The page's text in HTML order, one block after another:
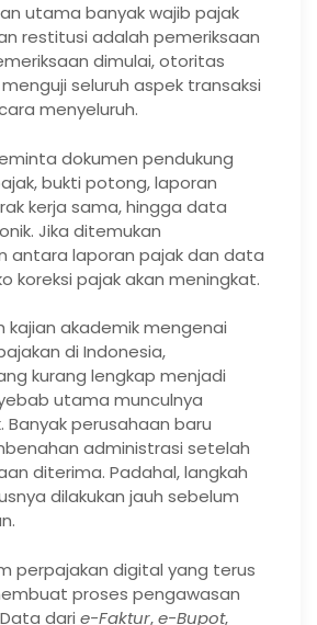
utama banyak wajib pajak
restitusi adalah pemeriksaan
dimulai, otoritas
seluruh aspek transaksi
menyeluruh.
dokumen pendukung
bukti potong, laporan
kerja sama, hingga data
Jika ditemukan
antara laporan pajak dan data
koreksi pajak akan meningkat.
kajian akademik mengenai
di Indonesia,
kurang lengkap menjadi
utama munculnya
Banyak perusahaan baru
administrasi setelah
diterima. Padahal, langkah
dilakukan jauh sebelum
perpajakan digital yang terus
proses pengawasan
dari e-Faktur,e-Bupot,